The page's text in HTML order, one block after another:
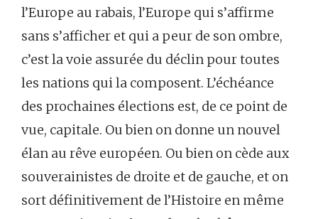
l’Europe au rabais, l’Europe qui s’affirme
sans s’afficher et qui a peur de son ombre,
c’est la voie assurée du déclin pour toutes
les nations qui la composent. L’échéance
des prochaines élections est, de ce point de
vue, capitale. Ou bien on donne un nouvel
élan au rêve européen. Ou bien on cède aux
souverainistes de droite et de gauche, et on
sort définitivement de l’Histoire en même